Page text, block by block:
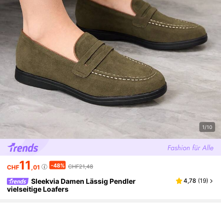
1/10
CHF11 ,01 -48% CHF21,48
Sleekvia Damen Lässig Pendler
vielseitige Loafers
4,78 (19)